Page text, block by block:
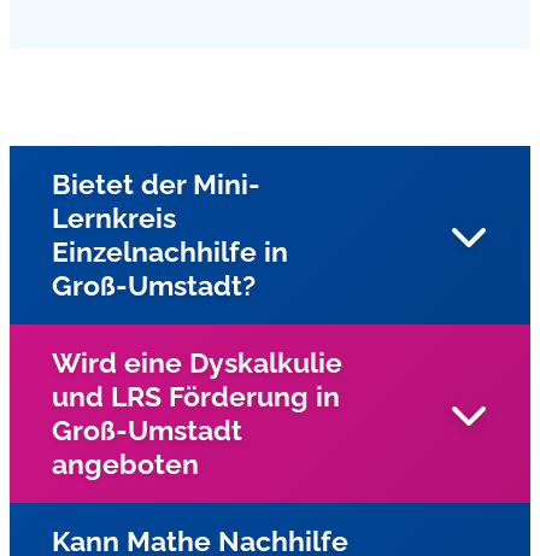
Bietet der Mini-
Lernkreis
Einzelnachhilfe in
Groß-Umstadt?
Ja, unsere Nachhilfe in Groß-Umstadt und Umgebung
bieten wir als Einzelnachhilfe beim Schüler zu Hause an.
Wird eine Dyskalkulie
und LRS Förderung in
Groß-Umstadt
angeboten
Kann Mathe Nachhilfe